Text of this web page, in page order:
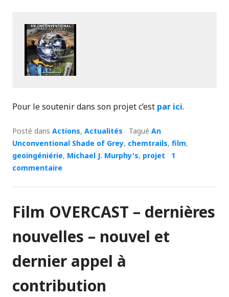
Pour le soutenir dans son projet c’est par ici.
Posté dans Actions, Actualités Tagué An
Unconventional Shade of Grey, chemtrails, film,
geoingéniérie, Michael J. Murphy's, projet
1
commentaire
Film OVERCAST – dernières
nouvelles – nouvel et
dernier appel à
contribution